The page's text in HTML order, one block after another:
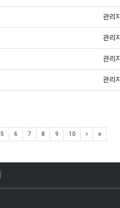
관리
관리
관리
관리
5 6 7 8 9 10